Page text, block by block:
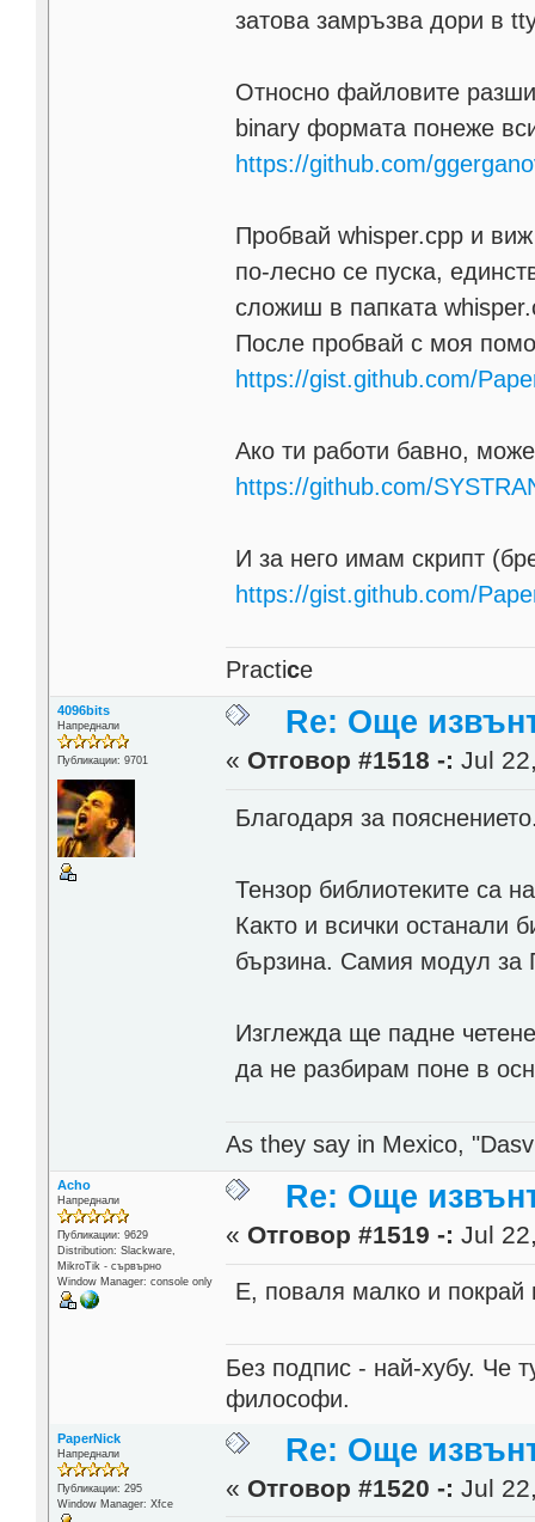
затова замръзва дори в
Относно файловите
binary формата понеже
https://github.com/
Пробвай whisper.cpp и
по-лесно се пуска,
сложиш в папката
После пробвай с моя
https://gist.github.com/
Ако ти работи бавно,
https://github.com/
И за него имам скрипт
https://gist.github.com/
Practice
4096bits
Напреднали
Публикации: 9701
Re: Още
« Отговор #1518 -: Jul
Благодаря за
Тензор библиотеките са
Както и всички останали
бързина. Самия модул за
Изглежда ще падне
да не разбирам поне в
As they say in Mexico,
Acho
Напреднали
Публикации: 9629
Distribution: Slackware,
MikroTik - сървърно
Window Manager: console only
Re: Още
« Отговор #1519 -: Jul
Е, поваля малко и
Без подпис - най-хубу. Че
философи.
PaperNick
Напреднали
Публикации: 295
Window Manager: Xfce
Re: Още
« Отговор #1520 -: Jul